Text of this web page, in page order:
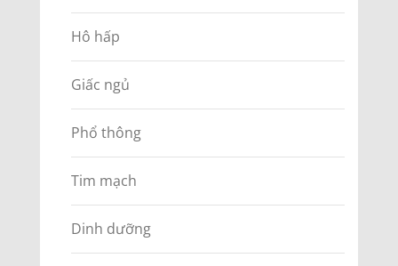
Hô hấp
Giấc ngủ
Phổ thông
Tim mạch
Dinh dưỡng